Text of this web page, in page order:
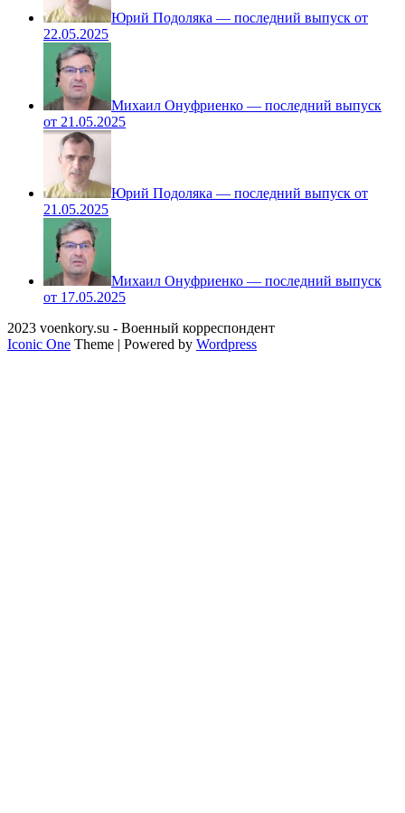
Юрий Подоляка — последний выпуск от
22.05.2025
Михаил Онуфриенко — последний выпуск
от 21.05.2025
Юрий Подоляка — последний выпуск от
21.05.2025
Михаил Онуфриенко — последний выпуск
от 17.05.2025
2023 voenkory.su - Военный корреспондент
Iconic One Theme | Powered by Wordpress